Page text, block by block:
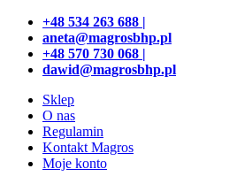
Przejdź
nawigacji
Przeskocz
treści
+48 534 263 688 |
aneta@magrosbhp.pl
+48 570 730 068 |
dawid@magrosbhp.pl
Sklep
O nas
Regulamin
Kontakt Magros
Moje konto